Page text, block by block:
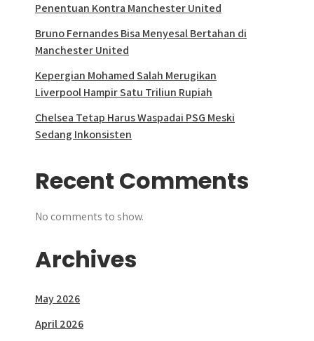
Penentuan Kontra Manchester United
Bruno Fernandes Bisa Menyesal Bertahan di
Manchester United
Kepergian Mohamed Salah Merugikan
Liverpool Hampir Satu Triliun Rupiah
Chelsea Tetap Harus Waspadai PSG Meski
Sedang Inkonsisten
Recent Comments
No comments to show.
Archives
May 2026
April 2026